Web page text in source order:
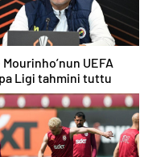
UEFA
Ligi tahmini tuttu